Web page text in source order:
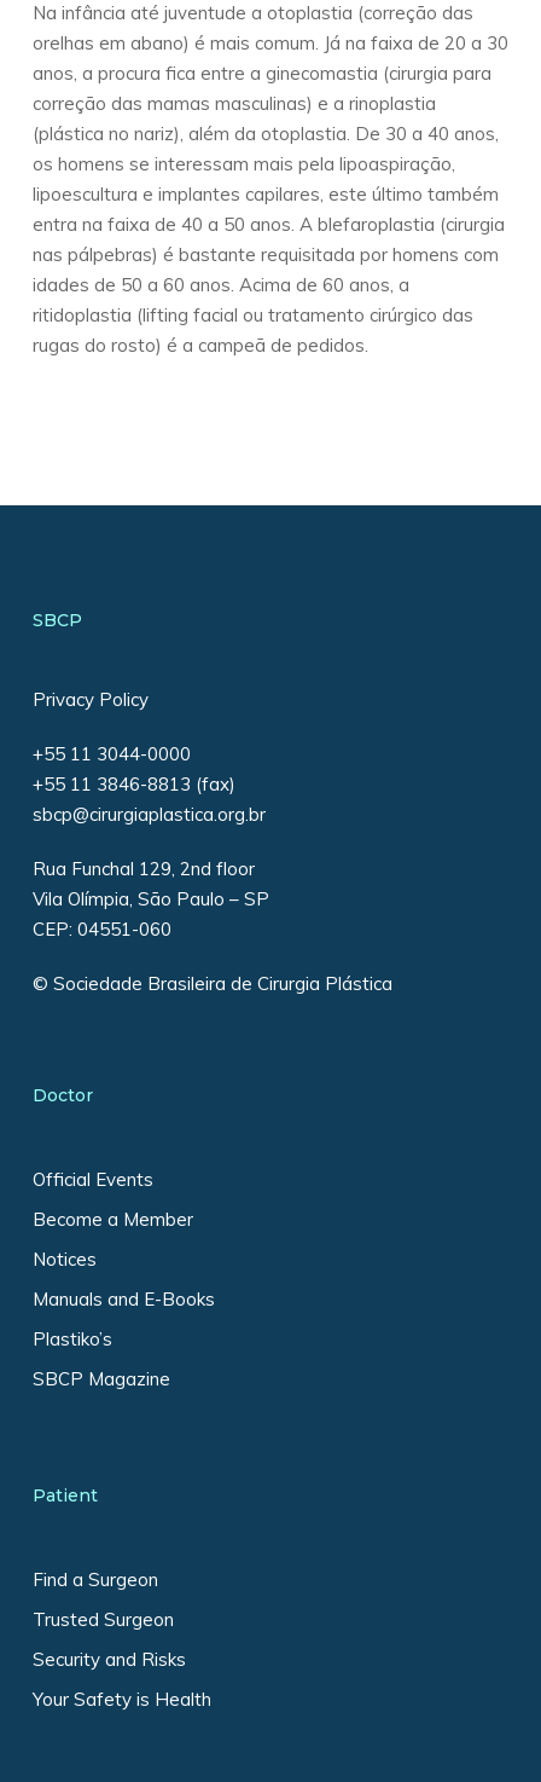
Na infância até juventude a otoplastia (correção das
orelhas em abano) é mais comum. Já na faixa de 20 a 30
anos, a procura fica entre a ginecomastia (cirurgia para
correção das mamas masculinas) e a rinoplastia
(plástica no nariz), além da otoplastia. De 30 a 40 anos,
os homens se interessam mais pela lipoaspiração,
lipoescultura e implantes capilares, este último também
entra na faixa de 40 a 50 anos. A blefaroplastia (cirurgia
nas pálpebras) é bastante requisitada por homens com
idades de 50 a 60 anos. Acima de 60 anos, a
ritidoplastia (lifting facial ou tratamento cirúrgico das
rugas do rosto) é a campeã de pedidos.
SBCP
Privacy Policy
+55 11 3044-0000
+55 11 3846-8813 (fax)
sbcp@cirurgiaplastica.org.br
Rua Funchal 129, 2nd floor
Vila Olímpia, São Paulo – SP
CEP: 04551-060
© Sociedade Brasileira de Cirurgia Plástica
Doctor
Official Events
Become a Member
Notices
Manuals and E-Books
Plastiko’s
SBCP Magazine
Patient
Find a Surgeon
Trusted Surgeon
Security and Risks
Your Safety is Health